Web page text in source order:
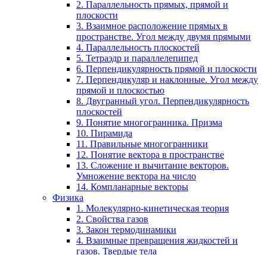
2. Параллельность прямых, прямой и
плоскости
3. Взаимное расположение прямых в
пространстве. Угол между двумя прямыми
4. Параллельность плоскостей
5. Тетраэдр и параллелепипед
6. Перпендикулярность прямой и плоскости
7. Перпендикуляр и наклонные. Угол между
прямой и плоскостью
8. Двугранный угол. Перпендикулярность
плоскостей
9. Понятие многогранника. Призма
10. Пирамида
11. Правильные многогранники
12. Понятие вектора в пространстве
13. Сложение и вычитание векторов.
Умножение вектора на число
14. Компланарные векторы
Физика
1. Молекулярно-кинетическая теория
2. Свойства газов
3. Закон термодинамики
4. Взаимные превращения жидкостей и
газов. Твердые тела